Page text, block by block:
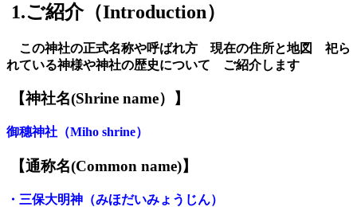
1.ご紹介（Introduction）
この神社の正式名称や呼ばれ方 現在の住所と地図 祀ら
れている神様や神社の歴史について ご紹介します
【神社名(Shrine name） 】
御穗神社 （Miho shrine）
【通称名(Common name)】
・ 三保大明神 （みほだいみょうじん）